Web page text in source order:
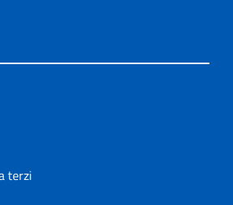
terzi